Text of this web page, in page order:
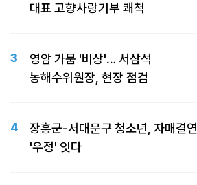
대표 고향사랑기부 쾌척
3
영암 가뭄 '비상'… 서삼석
농해수위원장, 현장 점검
4
장흥군-서대문구 청소년, 자매결연
'우정' 잇다